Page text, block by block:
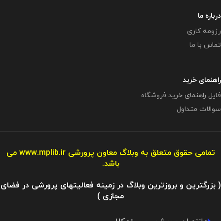
درباره ما
رزومه کاری
تماس با ما
راهنمای خرید
فایل راهنمای خرید فروشگاه
سوالات متداول
تمامی حقوق متعلق به وبلاگ معاون پرورشیwww.mplib.ir می
باشد.
( بزرگترین و بروزترین وبلاگ در زمینه فعالیتهای پرورشی در فضای
مجازی )